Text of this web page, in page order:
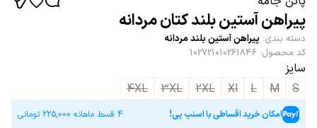
پیراهن آستین بلند کتان مردانه
دسته بندی: پیراهن آستین بلند مردانه
کد محصول:
102721010261846
سایز
S
M
L
Xl
2XL
3XL
4XL
امکان خرید اقساطی با اسنپ پی! 4 قسط ماهانه 225,000 تومانی